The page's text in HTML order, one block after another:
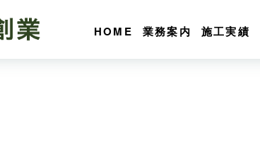
HOME 業務案内 施工実績